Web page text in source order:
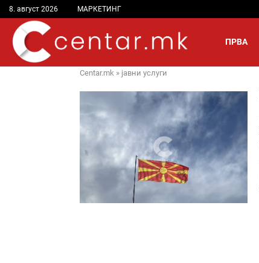
8. август 2026 МАРКЕТИНГ
ПРВА
Centar.mk » јавни услуги